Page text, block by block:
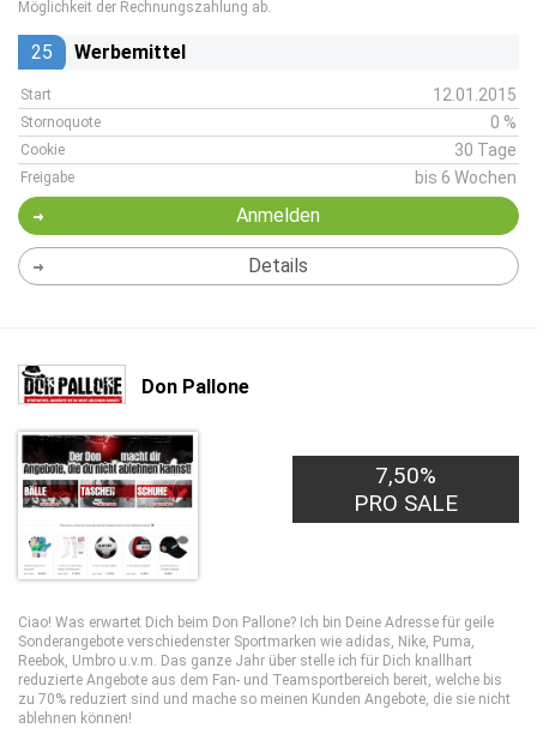
Möglichkeit der Rechnungszahlung ab.
25 Werbemittel
Start 12.01.2015
Stornoquote 0 %
Cookie 30 Tage
Freigabe bis 6 Wochen
Anmelden
Details
Don Pallone
7,50%
PRO SALE
Ciao! Was erwartet Dich beim Don Pallone? Ich bin Deine Adresse für geile
Sonderangebote verschiedenster Sportmarken wie adidas, Nike, Puma,
Reebok, Umbro u.v.m. Das ganze Jahr über stelle ich für Dich knallhart
reduzierte Angebote aus dem Fan- und Teamsportbereich bereit, welche bis
zu 70% reduziert sind und mache so meinen Kunden Angebote, die sie nicht
ablehnen können!